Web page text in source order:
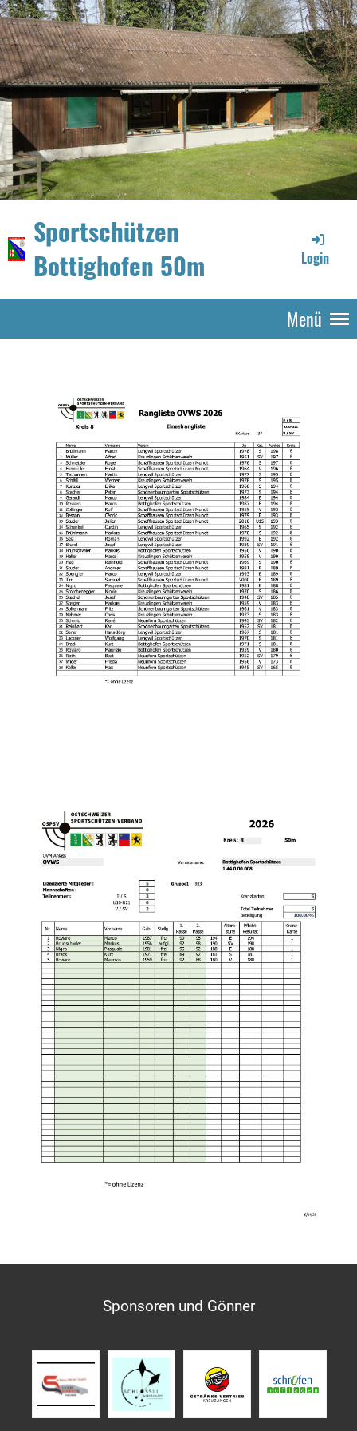
Sportschützen
Bottighofen 50m
Login
Menü
Sponsoren und Gönner